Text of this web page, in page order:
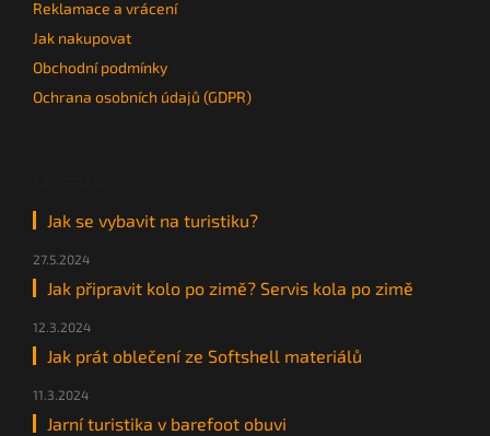
Reklamace a vrácení
Jak nakupovat
Obchodní podmínky
Ochrana osobních údajů (GDPR)
Jak se vybavit na turistiku?
27.5.2024
Jak připravit kolo po zimě? Servis kola po zimě
12.3.2024
Jak prát oblečení ze Softshell materiálů
11.3.2024
Jarní turistika v barefoot obuvi